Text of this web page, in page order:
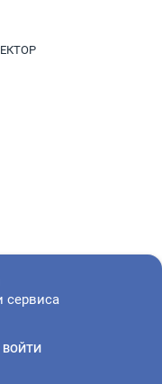
сервиса
ВОЙТИ